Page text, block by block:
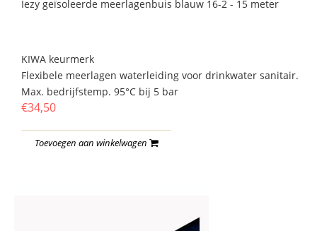
Iezy geïsoleerde meerlagenbuis blauw 16-2 - 15 meter
KIWA keurmerk
Flexibele meerlagen waterleiding voor drinkwater sanitair.
Max. bedrijfstemp. 95°C bij 5 bar
€34,50
Toevoegen aan winkelwagen